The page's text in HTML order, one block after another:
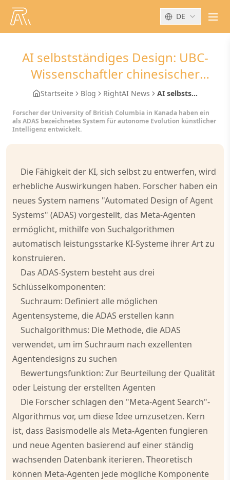
DE
AI selbstständiges Design: UBC-
Wissenschaftler chinesischer
Abstammung stellt ADAS vor,
mathematische Fähigkeiten stark
verbessert
Startseite Blog RightAI News AI selbsts...
Forscher der University of British Columbia in Kanada haben ein
als ADAS bezeichnetes System für autonome Evolution künstlicher
Intelligenz entwickelt.
Die Fähigkeit der KI, sich selbst zu entwerfen, wird
erhebliche Auswirkungen haben. Forscher haben ein
neues System namens "Automated Design of Agent
Systems" (ADAS) vorgestellt, das Meta-Agenten
ermöglicht, mithilfe von Suchalgorithmen
automatisch leistungsstarke KI-Systeme ihrer Art zu
konstruieren.
Das ADAS-System besteht aus drei
Schlüsselkomponenten:
Suchraum: Definiert alle möglichen
Agentensysteme, die ADAS erstellen kann
Suchalgorithmus: Die Methode, die ADAS
verwendet, um im Suchraum nach exzellenten
Agentendesigns zu suchen
Bewertungsfunktion: Zur Beurteilung der Qualität
oder Leistung der erstellten Agenten
Die Forscher schlagen den "Meta-Agent Search"-
Algorithmus vor, um diese Idee umzusetzen. Kern
ist, dass Basismodelle als Meta-Agenten fungieren
und neue Agenten basierend auf einer ständig
wachsenden Datenbank iterieren. Theoretisch
können Meta-Agenten jede mögliche Komponente